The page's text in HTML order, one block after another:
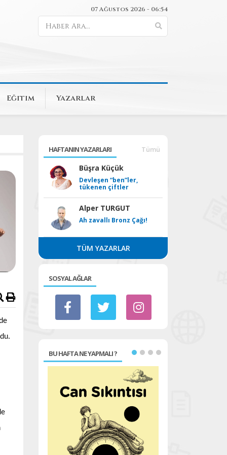
07 Ağustos 2026 - 06:54
Eğitim Yazarlar
HAFTANIN YAZARLARI Tümü
Büşra Küçük
Devleşen “ben”ler,
tükenen çiftler
Alper TURGUT
Ah zavallı Bronz Çağı!
TÜM YAZARLAR
SOSYAL AĞLAR
BU HAFTA NE YAPMALI ?